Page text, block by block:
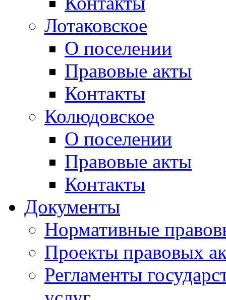
Лотаковское
О поселении
Правовые акты
Контакты
Колюдовское
О поселении
Правовые акты
Контакты
Документы
Нормативные
Проекты правовых
Регламенты